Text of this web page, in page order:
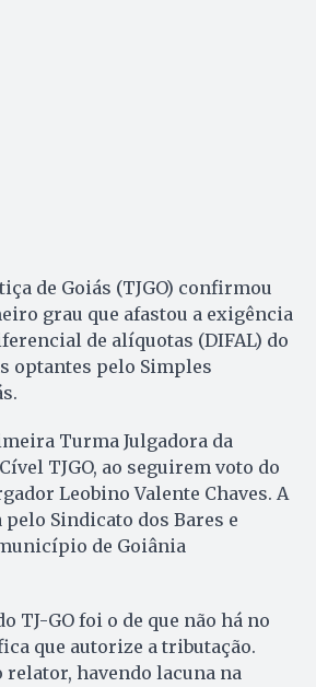
de Goiás (TJGO) confirmou
grau que afastou a exigência
de alíquotas (DIFAL) do
optantes pelo Simples
Turma Julgadora da
TJGO, ao seguirem voto do
Leobino Valente Chaves. A
Sindicato dos Bares e
de Goiânia
TJ-GO foi o de que não há no
que autorize a tributação.
relator, havendo lacuna na